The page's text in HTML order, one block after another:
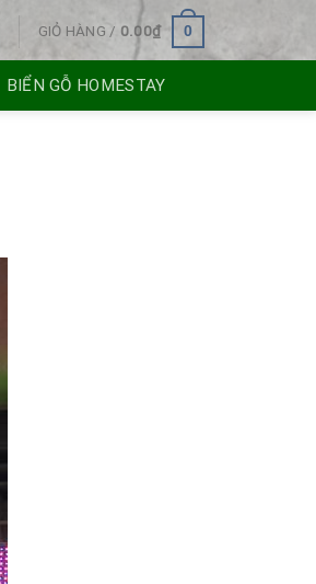
GIỎ HÀNG / 0.00₫ 0
BIỂN GỖ HOMESTAY